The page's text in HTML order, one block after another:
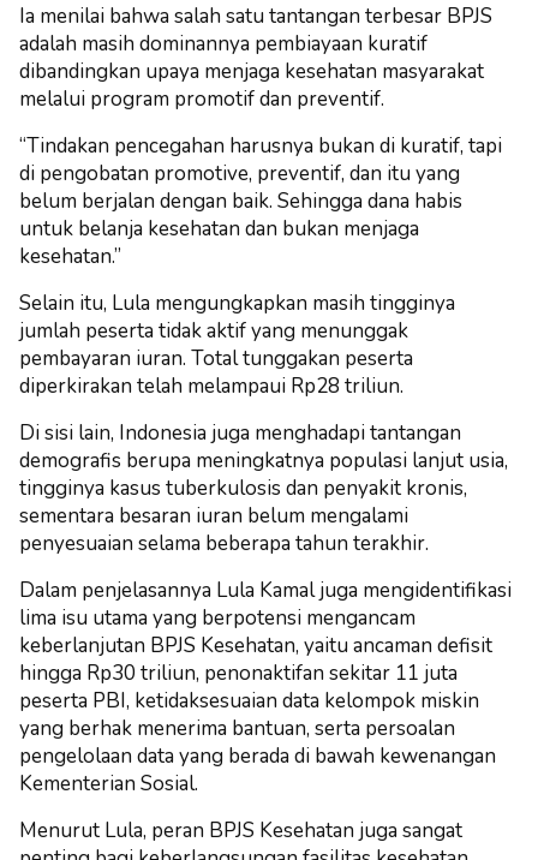
Ia menilai bahwa salah satu tantangan terbesar BPJS
adalah masih dominannya pembiayaan kuratif
dibandingkan upaya menjaga kesehatan masyarakat
melalui program promotif dan preventif.
“Tindakan pencegahan harusnya bukan di kuratif, tapi
di pengobatan promotive, preventif, dan itu yang
belum berjalan dengan baik. Sehingga dana habis
untuk belanja kesehatan dan bukan menjaga
kesehatan.”
Selain itu, Lula mengungkapkan masih tingginya
jumlah peserta tidak aktif yang menunggak
pembayaran iuran. Total tunggakan peserta
diperkirakan telah melampaui Rp28 triliun.
Di sisi lain, Indonesia juga menghadapi tantangan
demografis berupa meningkatnya populasi lanjut usia,
tingginya kasus tuberkulosis dan penyakit kronis,
sementara besaran iuran belum mengalami
penyesuaian selama beberapa tahun terakhir.
Dalam penjelasannya Lula Kamal juga mengidentifikasi
lima isu utama yang berpotensi mengancam
keberlanjutan BPJS Kesehatan, yaitu ancaman defisit
hingga Rp30 triliun, penonaktifan sekitar 11 juta
peserta PBI, ketidaksesuaian data kelompok miskin
yang berhak menerima bantuan, serta persoalan
pengelolaan data yang berada di bawah kewenangan
Kementerian Sosial.
Menurut Lula, peran BPJS Kesehatan juga sangat